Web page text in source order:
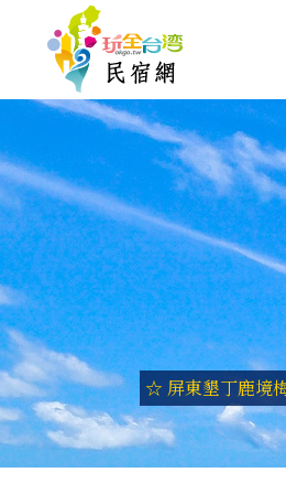
☆ 屏東墾丁鹿境